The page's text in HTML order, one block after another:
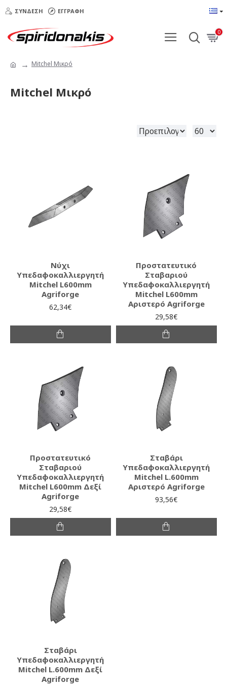
ΣΎΝΔΕΣΗ ΕΓΓΡΑΦΉ
0
Mitchel Μικρό
Mitchel Μικρό
Νύχι
Υπεδαφοκαλλιεργητή
Mitchel L600mm
Agriforge
62,34€
Προστατευτικό
Σταβαριού
Υπεδαφοκαλλιεργητή
Mitchel L600mm
Αριστερό Agriforge
29,58€
Προστατευτικό
Σταβαριού
Υπεδαφοκαλλιεργητή
Mitchel L600mm Δεξί
Agriforge
29,58€
Σταβάρι
Υπεδαφοκαλλιεργητή
Mitchel L.600mm
Αριστερό Agriforge
93,56€
Σταβάρι
Υπεδαφοκαλλιεργητή
Mitchel L.600mm Δεξί
Agriforge